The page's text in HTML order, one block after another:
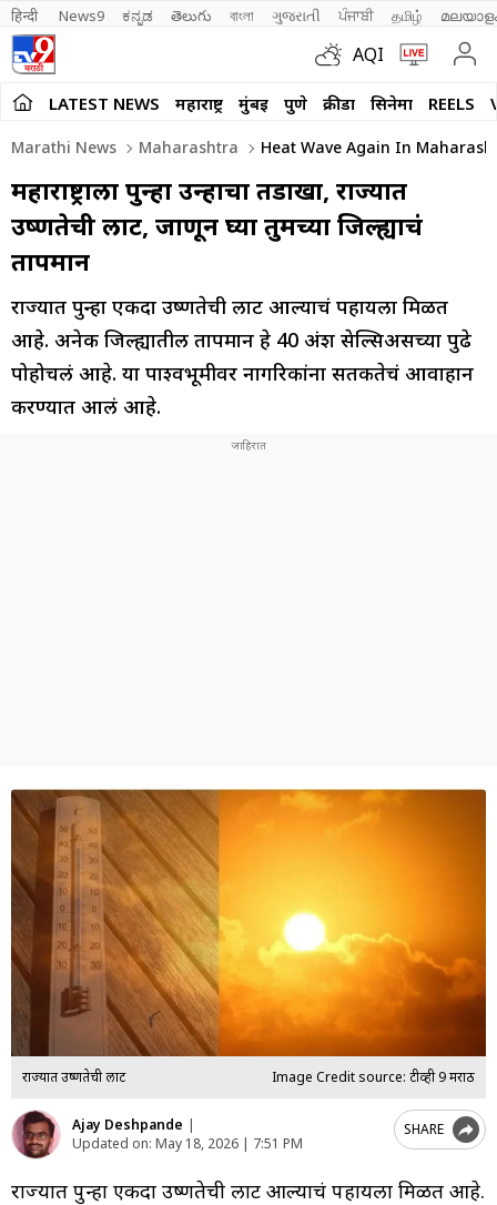
हिन्दी News9 ಕನ್ನಡ తెలుగు বাংলা ગુજરાતી ਪੰਜਾਬੀ தமிழ்
AQI
LATEST NEWS महाराष्ट्र मुंबई पुणे क्रीडा सिनेमा REELS
Marathi News Maharashtra Heat Wave Again In
महाराष्ट्राला पुन्हा उन्हाचा तडाखा, राज्यात
उष्णतेची लाट, जाणून घ्या तुमच्या जिल्ह्याचं
तापमान
राज्यात पुन्हा एकदा उष्णतेची लाट आल्याचं पहायला मिळत
आहे. अनेक जिल्ह्यातील तापमान हे 40 अंश सेल्सिअसच्या पुढे
पोहोचलं आहे. या पार्श्वभूमीवर नागरिकांना सतर्कतेचं आवाहान
करण्यात आलं आहे.
राज्यात उष्णतेची लाट Image Credit source: टीव्ही 9 मराठी
Ajay Deshpande |
Updated on: May 18, 2026 | 7:51 PM
SHARE
राज्यात पुन्हा एकदा उष्णतेची लाट आल्याचं पहायला मिळत आहे.